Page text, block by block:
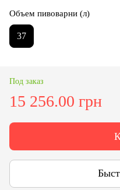
Объем пивоварни (л)
37
Под заказ
15 256.00 грн